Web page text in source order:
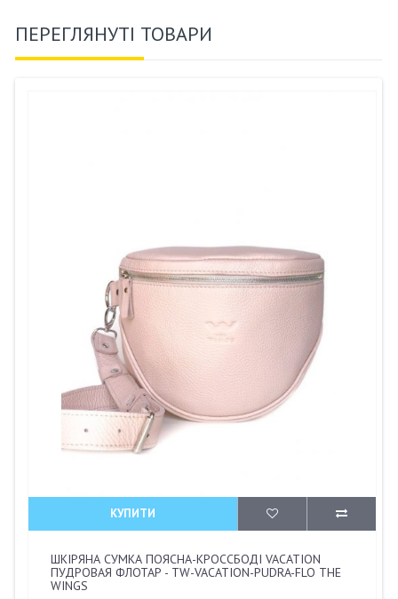
ПЕРЕГЛЯНУТІ ТОВАРИ
КУПИТИ
ШКІРЯНА СУМКА ПОЯСНА-КРОССБОДІ VACATION
ПУДРОВАЯ ФЛОТАР - TW-VACATION-PUDRA-FLO THE
WINGS